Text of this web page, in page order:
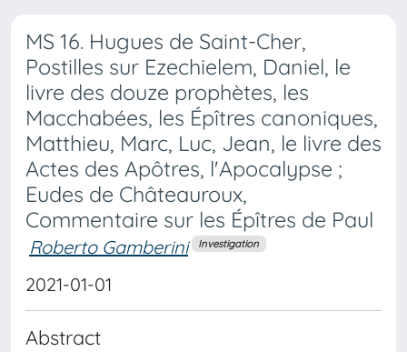
MS 16. Hugues de Saint-Cher,
Postilles sur Ezechielem, Daniel, le
livre des douze prophètes, les
Macchabées, les Épîtres canoniques,
Matthieu, Marc, Luc, Jean, le livre des
Actes des Apôtres, l'Apocalypse ;
Eudes de Châteauroux,
Commentaire sur les Épîtres de Paul
Roberto Gamberini Investigation
2021-01-01
Abstract